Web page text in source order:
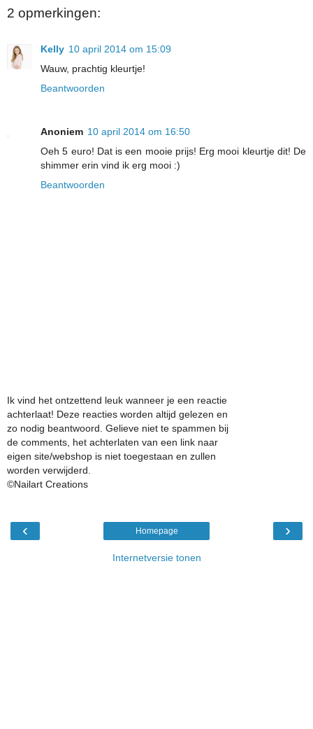
2 opmerkingen:
Kelly 10 april 2014 om 15:09
Wauw, prachtig kleurtje!
Beantwoorden
Anoniem 10 april 2014 om 16:50
Oeh 5 euro! Dat is een mooie prijs! Erg mooi kleurtje dit! De
shimmer erin vind ik erg mooi :)
Beantwoorden
Ik vind het ontzettend leuk wanneer je een reactie
achterlaat! Deze reacties worden altijd gelezen en
zo nodig beantwoord. Gelieve niet te spammen bij
de comments, het achterlaten van een link naar
eigen site/webshop is niet toegestaan en zullen
worden verwijderd.
©Nailart Creations
‹ ›
Homepage
Internetversie tonen